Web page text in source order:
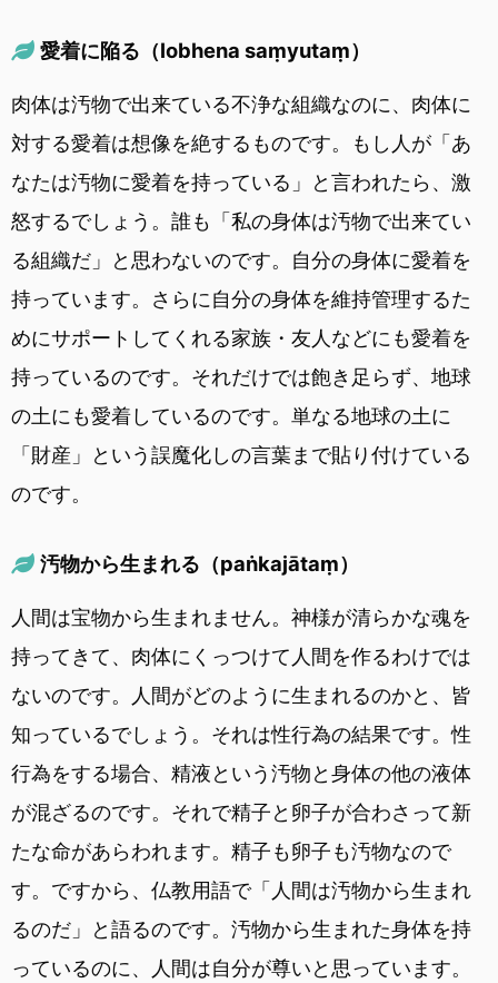
愛着に陥る（lobhena saṃyutaṃ）
肉体は汚物で出来ている不浄な組織なのに、肉体に
対する愛着は想像を絶するものです。もし人が「あ
なたは汚物に愛着を持っている」と言われたら、激
怒するでしょう。誰も「私の身体は汚物で出来てい
る組織だ」と思わないのです。自分の身体に愛着を
持っています。さらに自分の身体を維持管理するた
めにサポートしてくれる家族・友人などにも愛着を
持っているのです。それだけでは飽き足らず、地球
の土にも愛着しているのです。単なる地球の土に
「財産」という誤魔化しの言葉まで貼り付けている
のです。
汚物から生まれる（paṅkajātaṃ）
人間は宝物から生まれません。神様が清らかな魂を
持ってきて、肉体にくっつけて人間を作るわけでは
ないのです。人間がどのように生まれるのかと、皆
知っているでしょう。それは性行為の結果です。性
行為をする場合、精液という汚物と身体の他の液体
が混ざるのです。それで精子と卵子が合わさって新
たな命があらわれます。精子も卵子も汚物なので
す。ですから、仏教用語で「人間は汚物から生まれ
るのだ」と語るのです。汚物から生まれた身体を持
っているのに、人間は自分が尊いと思っています。